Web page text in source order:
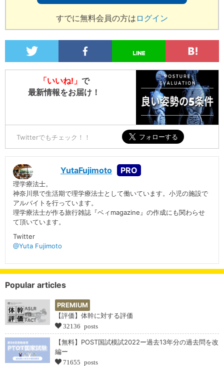
すでに無料会員の方は ログイン
「いいね!」 で
最新情報をお届け！
Twitterでもチェック！！
YutaFujimoto
理学療法士。
神奈川県で生活期で理学療法士として働いています。小児の施設で
アルバイトを行っています。
理学療法士が作る旅行雑誌『ベィmagazine』の作成にも関わらせ
て頂いています。
Twitter
@Yuta Fujimoto
Popular articles
PREMIUM
【評価】体幹に対する評価
32136 posts
【無料】POST国試模試2022ー過去13年分の過去問を改
編ー
71655 posts